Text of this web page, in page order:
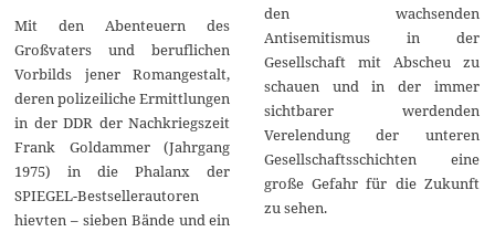
Mit den Abenteuern des
Großvaters und beruflichen
Vorbilds jener Romangestalt,
deren polizeiliche Ermittlungen
in der DDR der Nachkriegszeit
Frank Goldammer (Jahrgang
1975) in die Phalanx der
SPIEGEL-Bestsellerautoren
hievten – sieben Bände und ein
den wachsenden
Antisemitismus in der
Gesellschaft mit Abscheu zu
schauen und in der immer
sichtbarer werdenden
Verelendung der unteren
Gesellschaftsschichten eine
große Gefahr für die Zukunft
zu sehen.